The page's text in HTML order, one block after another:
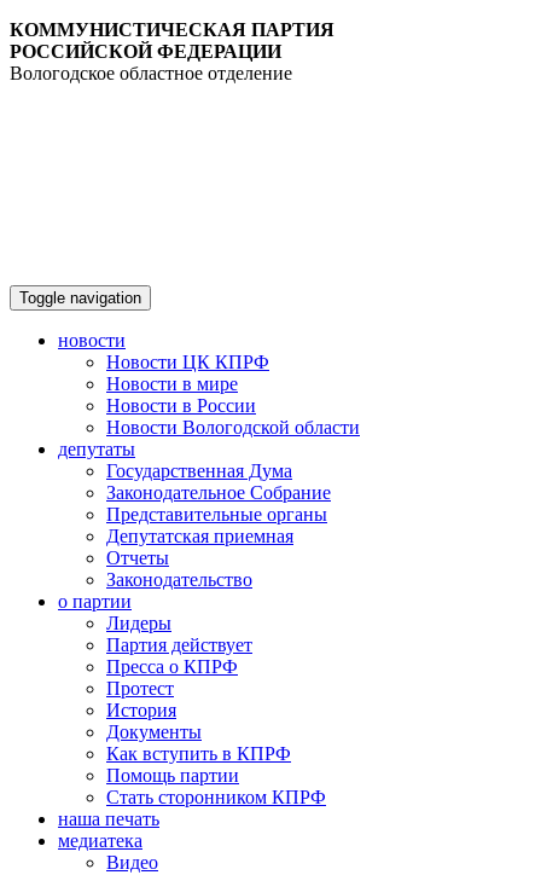
КОММУНИСТИЧЕСКАЯ ПАРТИЯ
РОССИЙСКОЙ ФЕДЕРАЦИИ
Вологодское областное отделение
Toggle navigation
новости
Новости ЦК КПРФ
Новости в мире
Новости в России
Новости Вологодской области
депутаты
Государственная Дума
Законодательное Собрание
Представительные органы
Депутатская приемная
Отчеты
Законодательство
о партии
Лидеры
Партия действует
Пресса о КПРФ
Протест
История
Документы
Как вступить в КПРФ
Помощь партии
Стать сторонником КПРФ
наша печать
медиатека
Видео